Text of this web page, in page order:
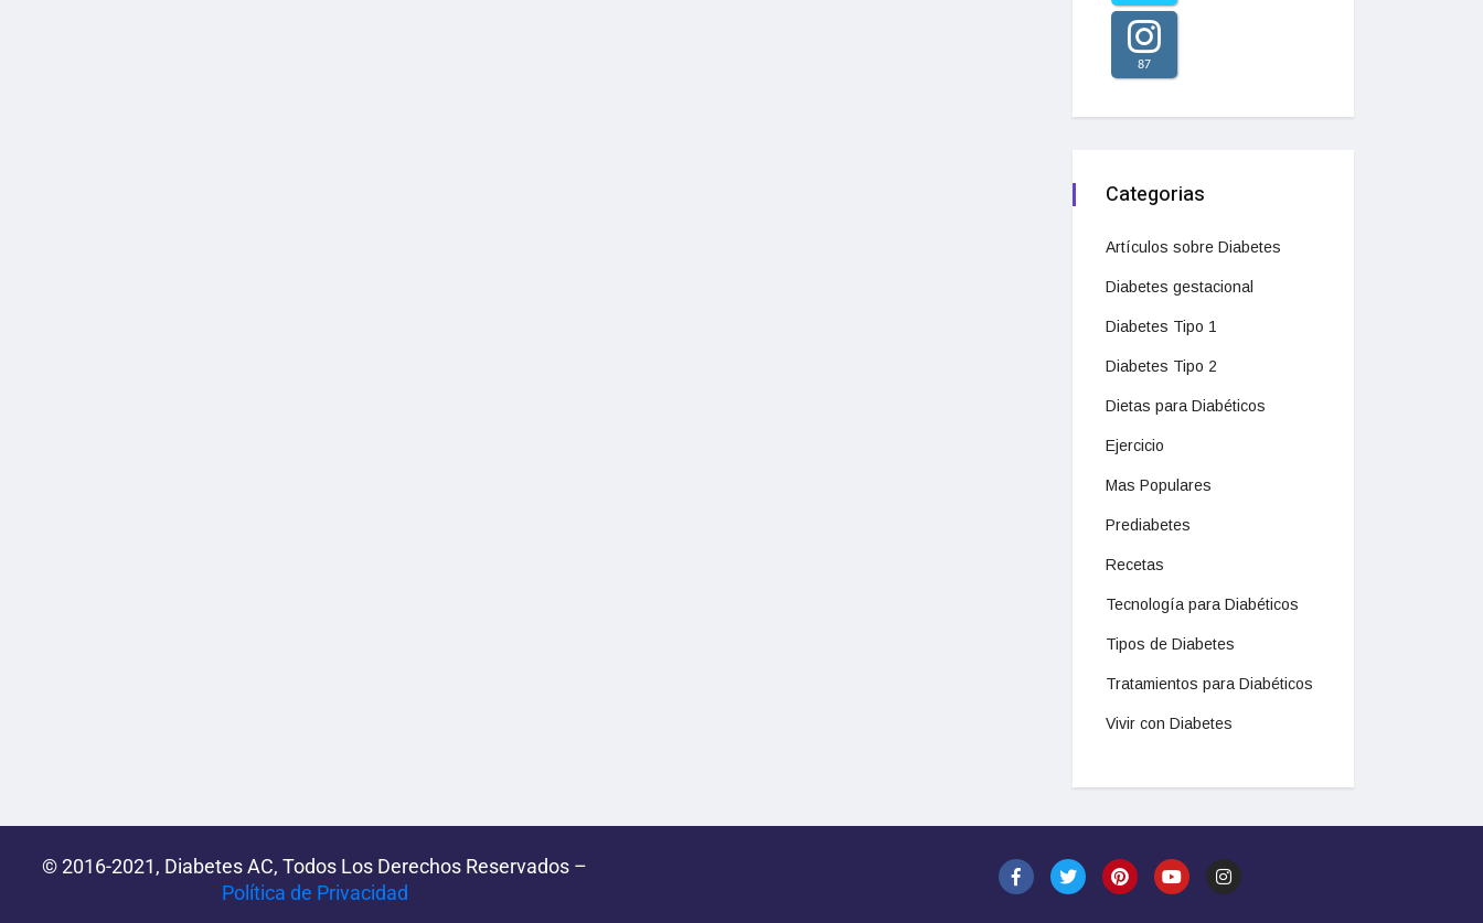
87
Categorias
Artículos sobre Diabetes
Diabetes gestacional
Diabetes Tipo 1
Diabetes Tipo 2
Dietas para Diabéticos
Ejercicio
Mas Populares
Prediabetes
Recetas
Tecnología para Diabéticos
Tipos de Diabetes
Tratamientos para Diabéticos
Vivir con Diabetes
© 2016-2021, Diabetes AC, Todos Los Derechos Reservados –
Política de Privacidad‌­